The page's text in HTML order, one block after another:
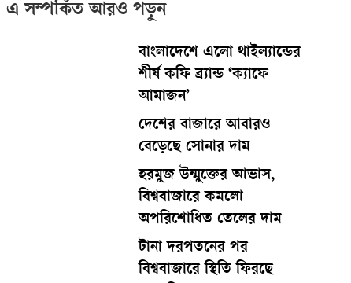
এ সম্পর্কিত আরও পড়ুন
বাংলাদেশে এলো থাইল্যান্ডের
শীর্ষ কফি ব্র্যান্ড ‘ক্যাফে
আমাজন’
দেশের বাজারে আবারও
বেড়েছে সোনার দাম
হরমুজ উন্মুক্তের আভাস,
বিশ্ববাজারে কমলো
অপরিশোধিত তেলের দাম
টানা দরপতনের পর
বিশ্ববাজারে স্থিতি ফিরছে